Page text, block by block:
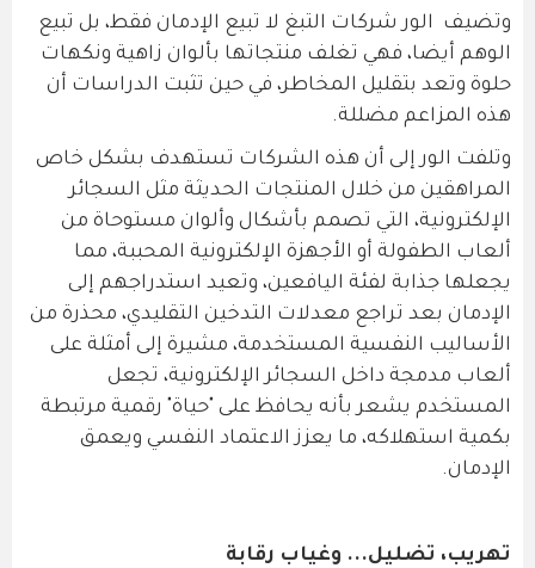
وتضيف الور شركات التبغ لا تبيع الإدمان فقط، بل تبيع
الوهم أيضا، فهي تغلف منتجاتها بألوان زاهية ونكهات
حلوة وتعد بتقليل المخاطر، في حين تثبت الدراسات أن
هذه المزاعم مضللة.
وتلفت الور إلى أن هذه الشركات تستهدف بشكل خاص
المراهقين من خلال المنتجات الحديثة مثل السجائر
الإلكترونية، التي تصمم بأشكال وألوان مستوحاة من
ألعاب الطفولة أو الأجهزة الإلكترونية المحببة، مما
يجعلها جذابة لفئة اليافعين، وتعيد استدراجهم إلى
الإدمان بعد تراجع معدلات التدخين التقليدي، محذرة من
الأساليب النفسية المستخدمة، مشيرة إلى أمثلة على
ألعاب مدمجة داخل السجائر الإلكترونية، تجعل
المستخدم يشعر بأنه يحافظ على "حياة" رقمية مرتبطة
بكمية استهلاكه، ما يعزز الاعتماد النفسي ويعمق
الإدمان.
تهريب، تضليل... وغياب رقابة